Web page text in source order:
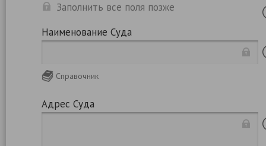
Заполнить все поля позже
Наименование Суда
Справочник
Адрес Суда